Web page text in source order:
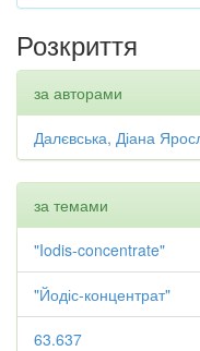
Розкриття
за авторами
Далєвська, Діана
за темами
"Iodis-concentrate"
"Йодіс-концентрат"
63.637